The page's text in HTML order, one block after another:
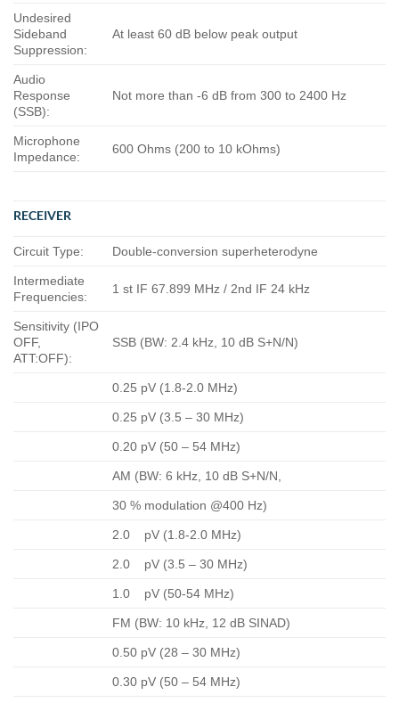
Undesired
Sideband
Suppression:
At least 60 dB below peak output
Audio
Response
(SSB):
Not more than -6 dB from 300 to 2400 Hz
Microphone
Impedance:
600 Ohms (200 to 10 kOhms)
RECEIVER
Circuit Type: Double-conversion superheterodyne
Intermediate
Frequencies:
1 st IF 67.899 MHz / 2nd IF 24 kHz
Sensitivity (IPO
OFF,
ATT:OFF):
SSB (BW: 2.4 kHz, 10 dB S+N/N)
0.25 pV (1.8-2.0 MHz)
0.25 pV (3.5 – 30 MHz)
0.20 pV (50 – 54 MHz)
AM (BW: 6 kHz, 10 dB S+N/N,
30 % modulation @400 Hz)
2.0 pV (1.8-2.0 MHz)
2.0 pV (3.5 – 30 MHz)
1.0 pV (50-54 MHz)
FM (BW: 10 kHz, 12 dB SINAD)
0.50 pV (28 – 30 MHz)
0.30 pV (50 – 54 MHz)